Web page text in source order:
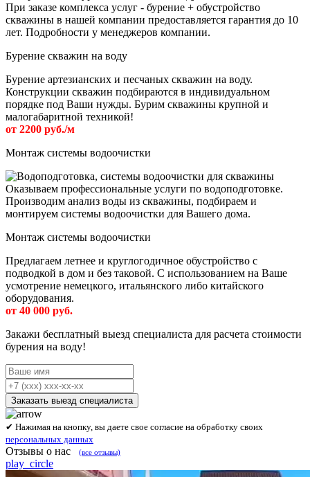
При заказе комплекса услуг - бурение + обустройство
скважины в нашей компании предоставляется гарантия до 10
лет. Подробности у менеджеров компании.
Бурение скважин на воду
Бурение артезианских и песчаных скважин на воду.
Конструкции скважин подбираются в индивидуальном
порядке под Ваши нужды. Бурим скважины крупной и
малогабаритной техникой!
от 2200 руб./м
Монтаж системы водоочистки
Оказываем профессиональные услуги по водоподготовке.
Производим анализ воды из скважины, подбираем и
монтируем системы водоочистки для Вашего дома.
Монтаж системы водоочистки
Предлагаем летнее и круглогодичное обустройство с
подводкой в дом и без таковой. С использованием на Ваше
усмотрение немецкого, итальянского либо китайского
оборудования.
от 40 000 руб.
Закажи бесплатный выезд специалиста для расчета стоимости
бурения на воду!
Заказать выезд специалиста
✔ Нажимая на кнопку, вы даете свое согласие на обработку своих
персональных данных
Отзывы о нас (все отзывы)
play_circle